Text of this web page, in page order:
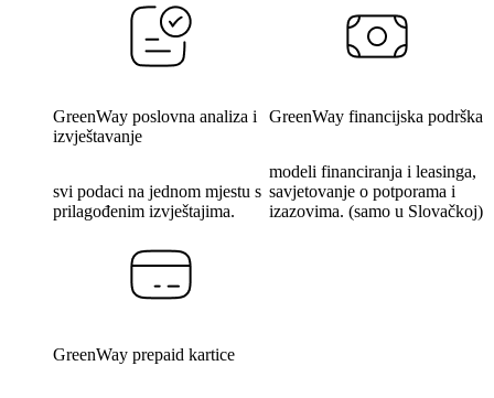
GreenWay poslovna analiza i
izvještavanje
svi podaci na jednom mjestu s
prilagođenim izvještajima.
GreenWay financijska podrška
modeli financiranja i leasinga,
savjetovanje o potporama i
izazovima. (samo u Slovačkoj)
GreenWay prepaid kartice